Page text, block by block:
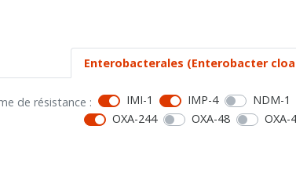
Enterobacterales (Enterobacter
de résistance : IMI-1 IMP-4 NDM-1
OXA-244
OXA-48 OXA-